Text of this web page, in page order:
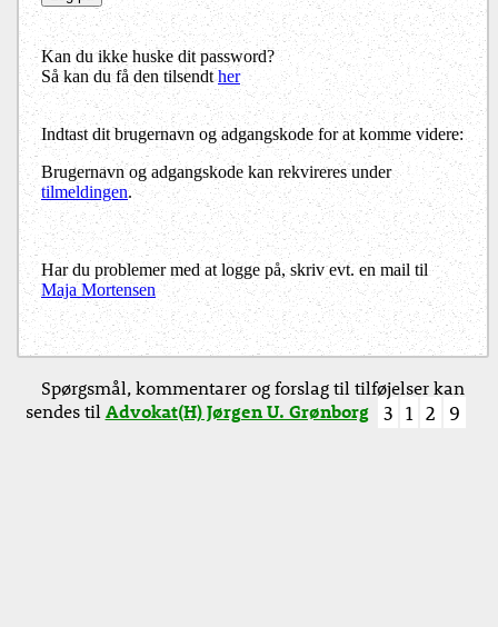
Kan du ikke huske dit password?
Så kan du få den tilsendther
Indtast dit brugernavn og adgangskode for at komme videre:
Brugernavn og adgangskode kan rekvireres under
tilmeldingen.
Har du problemer med at logge på, skriv evt. en mail til
Maja Mortensen
Spørgsmål, kommentarer og forslag til tilføjelser kan
sendes tilAdvokat(H) Jørgen U. Grønborg 3 1 2 9